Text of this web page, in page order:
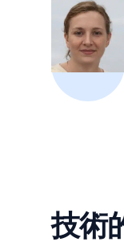
技術